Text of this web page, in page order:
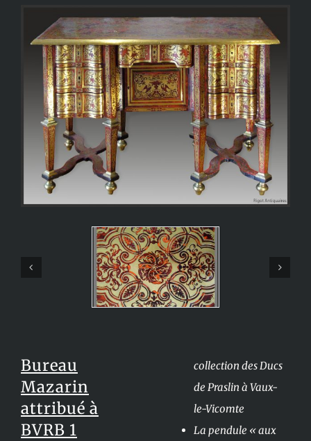
Bureau
Mazarin
attribué à
BVRB 1
collection des Ducs
de Praslin à Vaux-
le-Vicomte
La pendule « aux